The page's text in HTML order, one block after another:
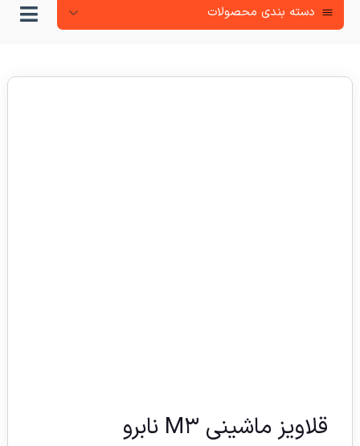
دسته‌ بندی محصولات
قلاویز ماشینی M۳ نابرو